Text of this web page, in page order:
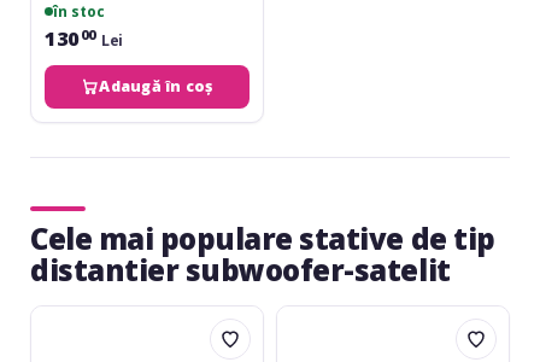
în stoc
13000 Lei
Adaugă în coș
Cele mai populare stative de tip
distantier subwoofer-satelit
Athletic
Athletic